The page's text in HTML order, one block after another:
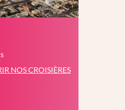
NOS CROISIÈRES